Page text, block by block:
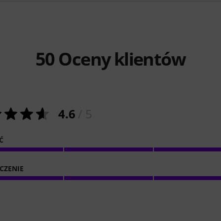
50 Oceny klientów
4.6